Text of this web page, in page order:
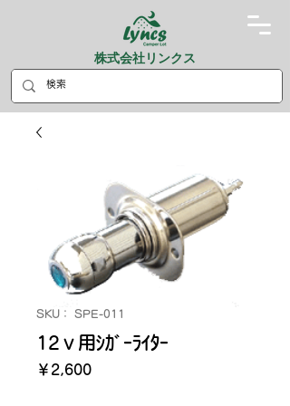
株式会社リンクス
SKU： SPE-011
12ｖ用ｼｶﾞｰﾗｲﾀｰ
￥2,600価